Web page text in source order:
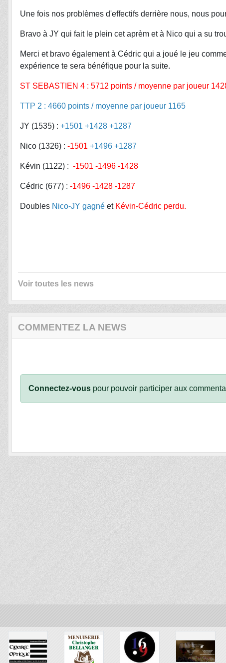
Une fois nos problèmes d'effectifs derrière nous, nous
Bravo à JY qui fait le plein cet aprèm et à Nico qui a su
Merci et bravo également à Cédric qui a joué le jeu
expérience te sera bénéfique pour la suite.
ST SEBASTIEN 4 : 5712 points / moyenne par joueur
TTP 2 : 4660 points / moyenne par joueur 1165
JY (1535) : +1501 +1428 +1287
Nico (1326) : -1501 +1496 +1287
Kévin (1122) : -1501 -1496 -1428
Cédric (677) : -1496 -1428 -1287
Doubles Nico-JY gagné et Kévin-Cédric perdu.
Voir toutes les news
COMMENTEZ LA NEWS
Connectez-vous pour pouvoir participer aux